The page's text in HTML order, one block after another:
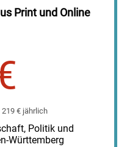
Print und Online
€ jährlich
Politik und
Württemberg